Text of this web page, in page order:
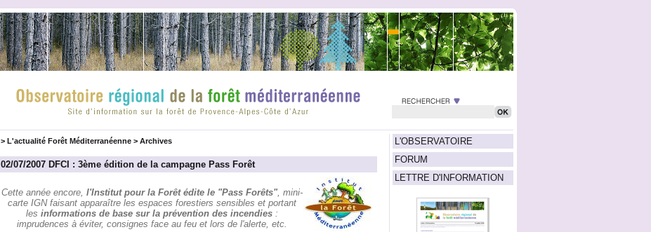
L'OBSERVATOIRE
FORUM
LETTRE D'INFORMATION
> L'actualité Forêt Méditerranéenne> Archives
02/07/2007 DFCI : 3ème édition de la campagne Pass Forêt
Cette année encore, l'Institut pour la Forêt édite le "Pass Forêts", mini-
carte IGN faisant apparaître les espaces forestiers sensibles et portant
les informations de base sur la prévention des incendies :
imprudences à éviter, consignes face au feu et lors de l'alerte, etc.